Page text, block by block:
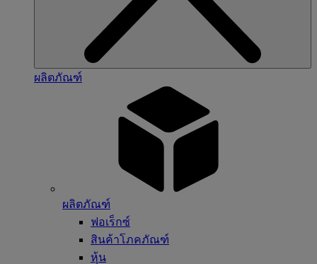
ผลิตภัณฑ์
ผลิตภัณฑ์
ฟอเร็กซ์
สินค้าโภคภัณฑ์
หุ้น